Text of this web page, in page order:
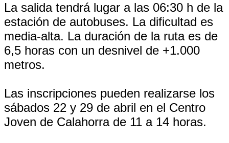
La salida tendrá lugar a las 06:30 h de la
estación de autobuses. La dificultad es
media-alta. La duración de la ruta es de
6,5 horas con un desnivel de +1.000
metros.
Las inscripciones pueden realizarse los
sábados 22 y 29 de abril en el Centro
Joven de Calahorra de 11 a 14 horas.